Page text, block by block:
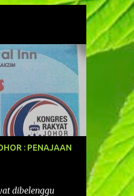
: PENAJAAN
dibelenggu